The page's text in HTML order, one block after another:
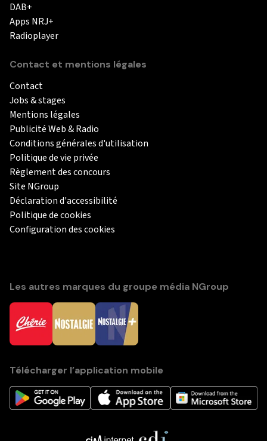
DAB+
Apps NRJ+
Radioplayer
Contact et mentions légales
Contact
Jobs & stages
Mentions légales
Publicité Web & Radio
Conditions générales d'utilisation
Politique de vie privée
Règlement des concours
Site NGroup
Déclaration d'accessibilité
Politique de cookies
Configuration des cookies
Les autres marques du groupe média NGroup
Télécharger l’application mobile